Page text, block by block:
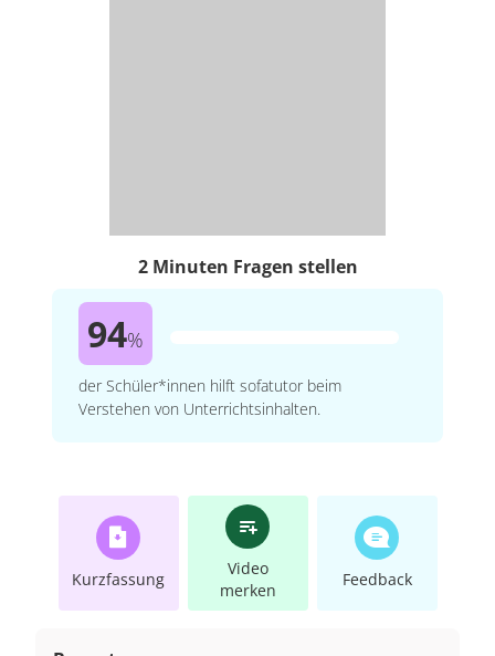
2 Minuten Fragen stellen
94%
der Schüler*innen hilft sofatutor beim
Verstehen von Unterrichtsinhalten.
Kurzfassung
Video
merken
Feedback